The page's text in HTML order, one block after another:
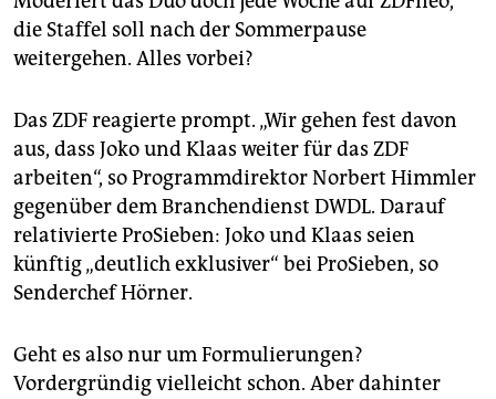
die Staffel soll nach der Sommerpause
weitergehen. Alles vorbei?
Das ZDF reagierte prompt. „Wir gehen fest davon
aus, dass Joko und Klaas weiter für das ZDF
arbeiten“, so Programmdirektor Norbert Himmler
gegenüber dem Branchendienst DWDL. Darauf
relativierte ProSieben: Joko und Klaas seien
künftig „deutlich exklusiver“ bei ProSieben, so
Senderchef Hörner.
Geht es also nur um Formulierungen?
Vordergründig vielleicht schon. Aber dahinter